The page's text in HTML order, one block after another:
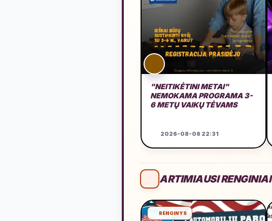
"NEITIKĖTINI METAI"
NEMOKAMA PROGRAMA 3-
6 METŲ VAIKŲ TĖVAMS
2026-08-06 22:31
ARTIMIAUSI RENGINIAI
RENGINYS